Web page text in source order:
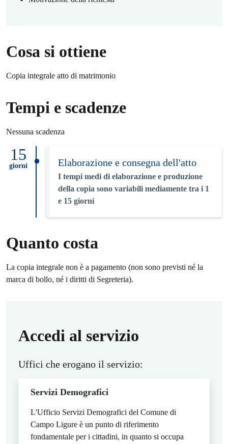
Cosa si ottiene
Copia integrale atto di matrimonio
Tempi e scadenze
Nessuna scadenza
15
giorni Elaborazione e consegna dell'atto
I tempi medi di elaborazione e produzione
della copia sono variabili mediamente tra i 1
e 15 giorni
Quanto costa
La copia integrale non è a pagamento (non sono previsti né la
marca di bollo, né i diritti di Segreteria).
Accedi al servizio
Uffici che erogano il servizio:
Servizi Demografici
L'Ufficio Servizi Demografici del Comune di
Campo Ligure è un punto di riferimento
fondamentale per i cittadini, in quanto si occupa